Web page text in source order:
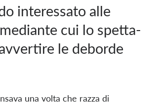
interessato alle
cui lo spetta-
le deborde
una volta che razza di